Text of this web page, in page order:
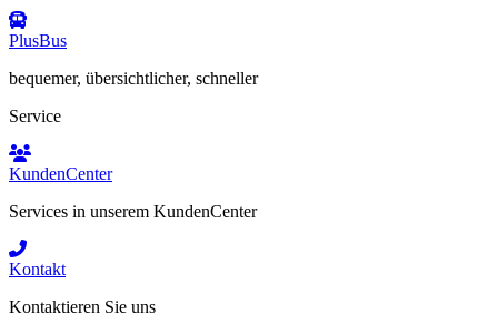
PlusBus
bequemer, übersichtlicher, schneller
Service
KundenCenter
Services in unserem KundenCenter
Kontakt
Kontaktieren Sie uns